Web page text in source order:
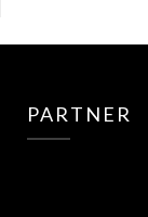
PARTNER